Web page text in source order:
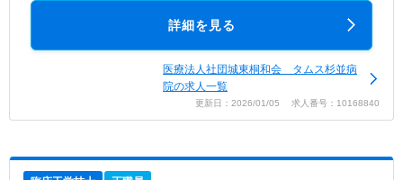
詳細を見る
医療法人社団城東桐和会 タムス杉並病
院の求人一覧
更新日：2026/01/05 求人番号：10168840